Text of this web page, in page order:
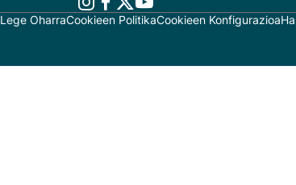
Lege OharraCookieen PolitikaCookieen Konfigurazioa